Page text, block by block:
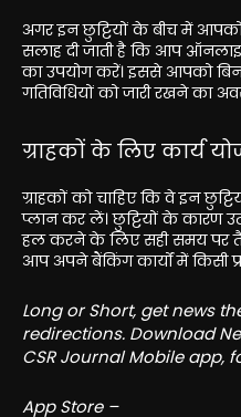
अगर इन छुट्टियों के बीच में
सलाह दी जाती है कि आप
का उपयोग करें। इससे आपको
गतिविधियों को जारी रखने का
ग्राहकों के लिए कार्य
ग्राहकों को चाहिए कि वे इन
प्लान कर लें। छुट्टियों के कारण
हल करने के लिए सही समय पर
आप अपने बैंकिंग कार्यों में किसी
Long or Short, get news
redirections. Download
CSR Journal Mobile app,
App Store –